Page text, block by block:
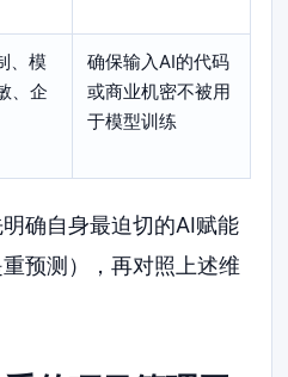
、模
、企
确保输入AI的代码
或商业机密不被用
于模型训练
确自身最迫切的AI赋能
预测），再对照上述维